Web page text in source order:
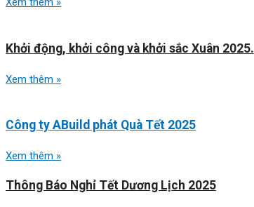
Khởi động, khởi công và khởi sắc Xuân 2025.
Xem thêm »
Công ty ABuild phát Quà Tết 2025
Xem thêm »
Thông Báo Nghỉ Tết Dương Lịch 2025